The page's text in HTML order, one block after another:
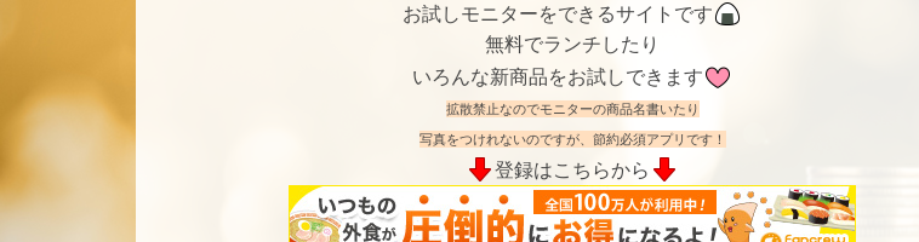
お試しモニターをできるサイトです
無料でランチしたり
いろんな新商品をお試しできます
拡散禁止なのでモニターの商品名書いたり
写真をつけれないのですが、 節約必須アプリです！
登録はこちらから